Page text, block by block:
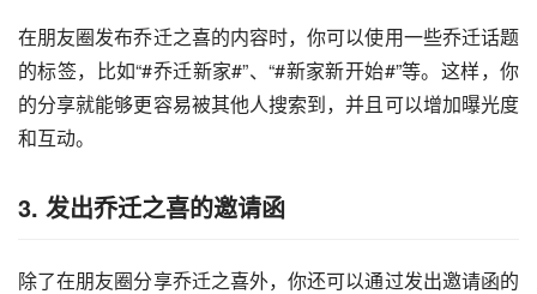
在朋友圈发布乔迁之喜的内容时，你可以使用一些乔迁话题
的标签，比如“#乔迁新家#”、“#新家新开始#”等。这样，你
的分享就能够更容易被其他人搜索到，并且可以增加曝光度
和互动。
3. 发出乔迁之喜的邀请函
除了在朋友圈分享乔迁之喜外，你还可以通过发出邀请函的